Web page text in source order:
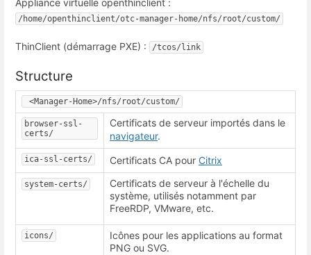
/home/openthinclient/otc-manager-home/nfs/root/custom/
ThinClient (démarrage PXE) : /tcos/link
Structure
<Manager-Home>/nfs/root/custom/
browser-ssl-
certs/
Certificats de serveur importés dans le
navigateur.
ica-ssl-certs/ Certificats CA pour Citrix
system-certs/
Certificats de serveur à l'échelle du
système, utilisés notamment par
FreeRDP, VMware, etc.
icons/
Icônes pour les applications au format
PNG ou SVG.